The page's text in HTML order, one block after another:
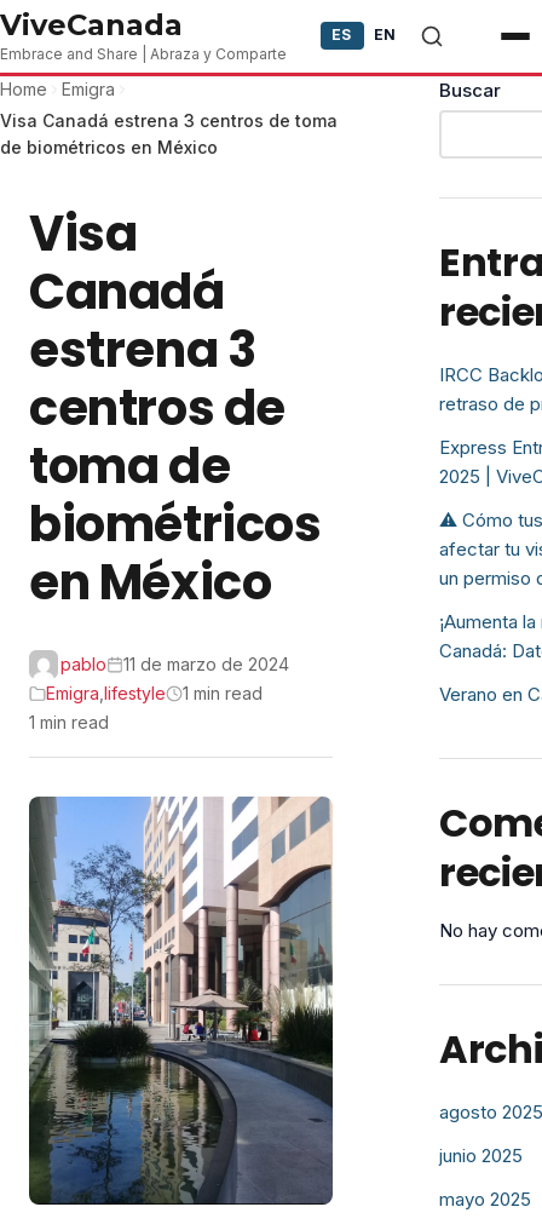
Skip to content
ViveCanada
Embrace and Share | Abraza y Comparte
ES EN
Home
Emigra
Visa Canadá estrena 3 centros de toma
de biométricos en México
Visa
Canadá
estrena 3
centros de
toma de
biométricos
en México
pablo
11 de marzo de 2024
Emigra lifestyle
1 min read
1 min read
Buscar
IRCC
retraso de
Express
2025 |
⚠️ Cómo
afectar tu
un permiso
¡Aumenta
Canadá:
Verano en
No hay
agosto 2025
junio 2025
mayo 2025